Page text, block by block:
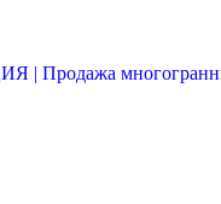
Силовые опоры
Парковые